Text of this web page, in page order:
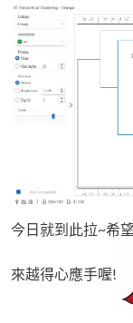
今日就到此拉~希
來越得心應手喔!